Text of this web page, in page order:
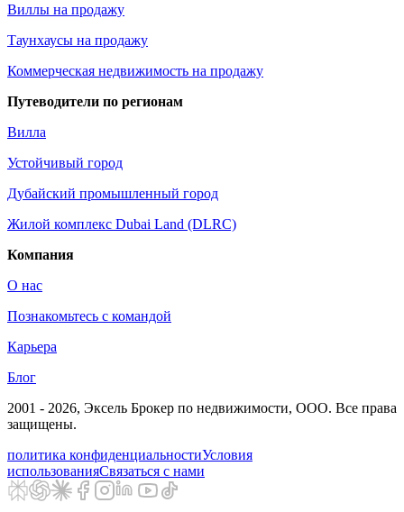
Виллы на продажу
Таунхаусы на продажу
Коммерческая недвижимость на продажу
Путеводители по регионам
Вилла
Устойчивый город
Дубайский промышленный город
Жилой комплекс Dubai Land (DLRC)
Компания
О нас
Познакомьтесь с командой
Карьера
Блог
2001 - 2026, Эксель Брокер по недвижимости, ООО. Все права
защищены.
политика конфиденциальностиУсловия
использованияСвязаться с нами